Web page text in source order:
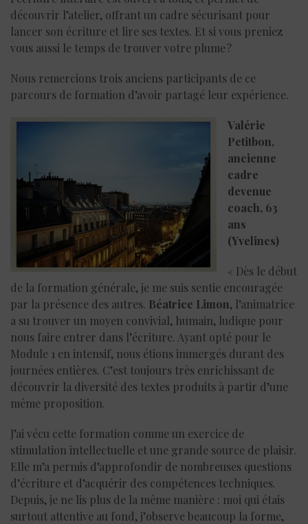
découvrir l’atelier, offrant un cadre sécurisant pour
lancer son écriture et lire ses textes. Et si vous preniez
vous aussi le temps de trouver votre plume ?
Nous remercions trois anciens participants de ce
parcours de formation d’avoir partagé leur expérience.
Valérie
Petitbon,
ancienne
cadre
devenue
coach, 63
ans
(Yvelines)
« Dès le début
de la formation générale, je me suis sentie encouragée
par la présence des autres. Béatrice Limon, l’animatrice
a su trouver un moyen convivial, humain, ludique pour
nous faire entrer dans l’écriture. Ayant opté pour le
Module 1 en intensif, nous étions immergés durant des
journées entières. C’est toujours très enrichissant de
découvrir la diversité des textes produits à partir d’une
même proposition.
J’ai vécu cette formation comme un exercice de
stimulation intellectuelle et une grande source de plaisir.
Elle m’a permis d’approfondir de nombreuses questions
d’écriture et d’acquérir des compétences techniques.
Depuis, je ne lis plus de la même manière : moi qui étais
surtout attentive au fond, j’observe beaucoup la forme,